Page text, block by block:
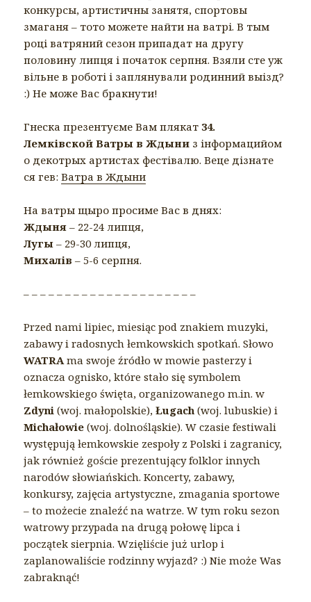
конкурсы, артистичны занятя, спортовы
змаганя – тото можете найти на ватрі. В тым
році ватряний сезон припадат на другу
половину липця і початок серпня. Взяли сте уж
вільне в роботі і заплянували родинний выізд?
:) Не може Вас бракнути!
Гнеска презентуєме Вам плякат34.
Лемківской Ватры в Ждыни з інформацийом
о декотрых артистах фестівалю. Веце дізнате
ся гев:Ватра в Ждыни
На ватры щыро просиме Вас в днях:
Ждыня – 22-24 липця,
Лугы – 29-30 липця,
Михалів – 5-6 серпня.
– – – – – – – – – – – – – – – – – – – – –
Przed nami lipiec, miesiąc pod znakiem muzyki,
zabawy i radosnych łemkowskich spotkań. Słowo
WATRAma swoje źródło w mowie pasterzy i
oznacza ognisko, które stało się symbolem
łemkowskiego święta, organizowanego m.in. w
Zdyni (woj. małopolskie),Ługach (woj. lubuskie) i
Michałowie (woj. dolnośląskie). W czasie festiwali
występują łemkowskie zespoły z Polski i zagranicy,
jak również goście prezentujący folklor innych
narodów słowiańskich. Koncerty, zabawy,
konkursy, zajęcia artystyczne, zmagania sportowe
– to możecie znaleźć na watrze. W tym roku sezon
watrowy przypada na drugą połowę lipca i
początek sierpnia. Wzięliście już urlop i
zaplanowaliście rodzinny wyjazd? :) Nie może Was
zabraknąć!